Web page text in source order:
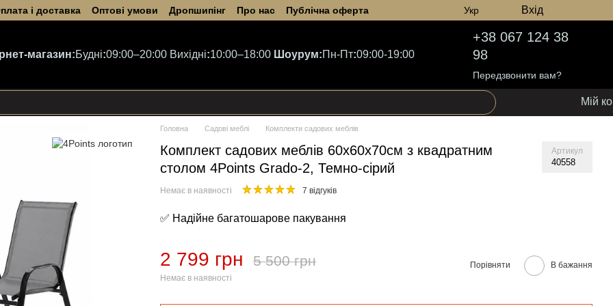
і доставка Оптові умови Дропшипінг Про нас
Публічна оферта
Укр Вхід
магазин:Будні:09:00–20:00 Вихідні:10:00–18:00 Шоурум:Пн-Пт:09:00-19:00
+38 067 124 38
98
Передзвонити вам?
Мій
Головна Садові меблі Комплекти садових меблів
Комплект садових меблів 60х60х70см з квадратним
столом 4Points Grado-2, Темно-сірий
Артикул
40558
Немає в наявності 7 відгуків
✅ Надійне багатошарове пакування
2 799 грн 5 500 грн
Немає в наявності
Порівняти В бажання